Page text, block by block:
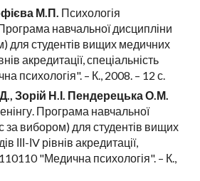
М.П. Психологія
навчальної дисципліни
для студентів вищих медичних
акредитації, спеціальність
психологія". – К., 2008. – 12 с.
Зорій Н.І. Пендерецька О.М.
Програма навчальної
за вибором) для студентів вищих
ІІІ-ІV рівнів акредитації,
"Медична психологія". – К.,